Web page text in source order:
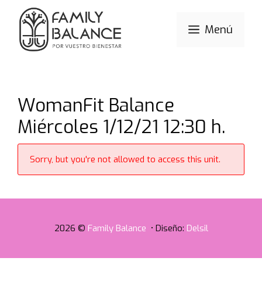
Saltar
contenido
Menú
WomanFit Balance
Miércoles 1/12/21 12:30 h.
Sorry, but you're not allowed to access this unit.
2026 © Family Balance • Diseño: Delsil